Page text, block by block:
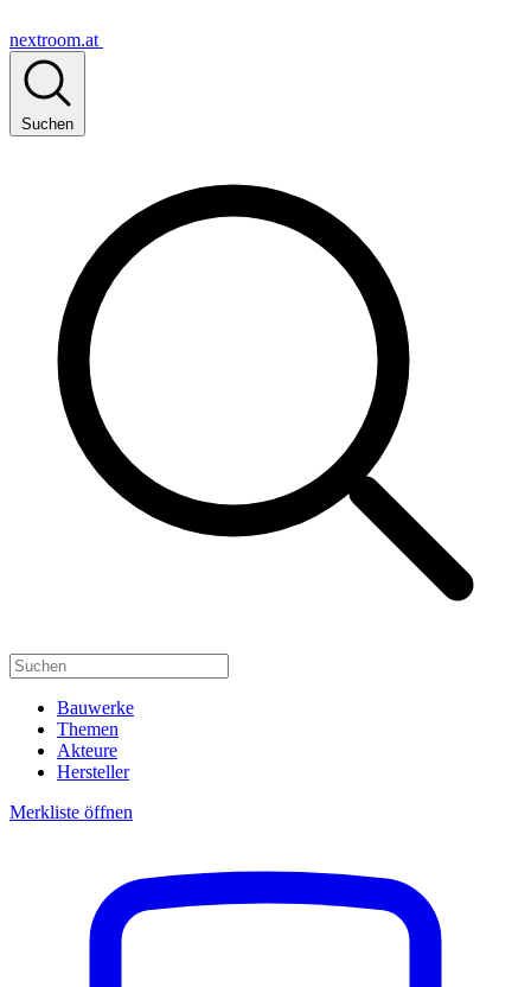
nextroom.at
Suchen
Bauwerke
Themen
Akteure
Hersteller
Merkliste öffnen